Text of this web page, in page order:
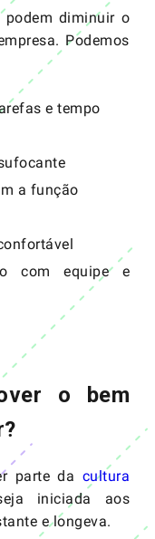
podem diminuir o
Podemos
e tempo
a função
com equipe e
o bem
parte da cultura
iniciada aos
e longeva.